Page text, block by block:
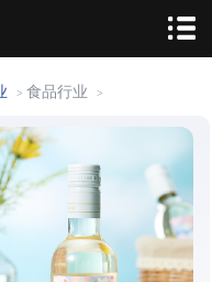
> 食品行业 >